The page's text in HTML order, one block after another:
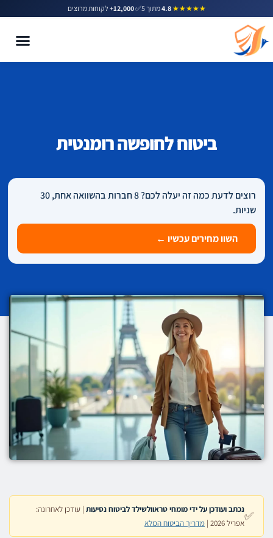
★★★★★
4.8מתוך 5 ✅
12,000+ לקוחות מרוצים
ביטוח לחופשה רומנטית
רוצים לדעת כמה זה יעלה לכם? 8 חברות בהשוואה אחת, 30
שניות.
השוו מחירים עכשיו ←
✅נכתב ועודכן על ידי מומחי טראוולשילד לביטוח נסיעות | עודכן לאחרונה:
אפריל 2026 |
מדריך הביטוח המלא